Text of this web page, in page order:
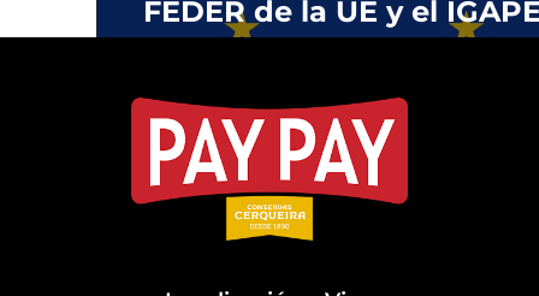
FEDER de la UE y el